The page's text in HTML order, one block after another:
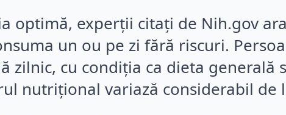
optimă, experții citați de Nih.gov
un ou pe zi fără riscuri.
zilnic, cu condiția ca dieta generală
nutrițional variază considerabil de